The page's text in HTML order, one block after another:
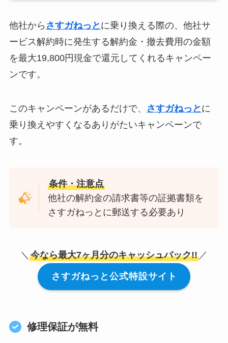
他社から さすガねっと に乗り換える際の、他社サ
ービス解約時に発生する解約金・撤去費用の金額
を最大19,800円現金で還元してくれるキャンペー
ンです。
このキャンペーンがあるだけで、 さすガねっと に
乗り換えやすくなるありがたいキャンペーンで
す。
条件・注意点
他社の解約金の請求書等の証拠書類を
さすガねっとに郵送する必要あり
＼ 今なら最大7ヶ月分のキャッシュバック!! ／
さすガねっと公式特設サイト
修理保証が無料